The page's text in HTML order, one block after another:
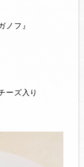
ノフ』
ーズ入り